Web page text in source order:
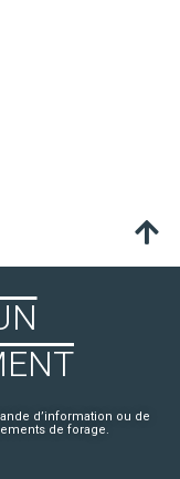
d’information ou de
de forage.